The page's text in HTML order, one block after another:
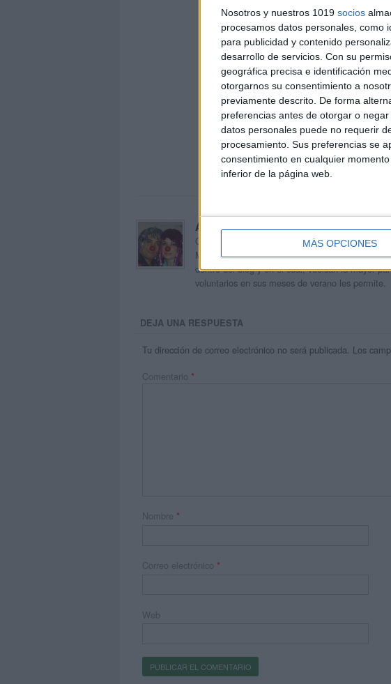
Nosotros y nuestros 1019 socios
procesamos datos personales, como
para publicidad y contenido
desarrollo de servicios. Con su
geográfica precisa e identificación
otorgarnos su consentimiento a
previamente descrito. De forma
preferencias antes de otorgar o negar
datos personales puede no requerir
procesamiento. Sus preferencias se
consentimiento en cualquier
inferior de la página web.
MÁS OPCIONES
Acerca de orientacionandujar
Orientación Andújar no es solo un blog, es la
Maribel, que además de ser pareja, son los
dentro del blog y en el cual, vuelcan la mayor
voluntarios en sus meses de verano les permite.
DEJA UNA RESPUESTA
Tu dirección de correo electrónico no será publicada. Los
Comentario *
Nombre *
Correo electrónico *
Web